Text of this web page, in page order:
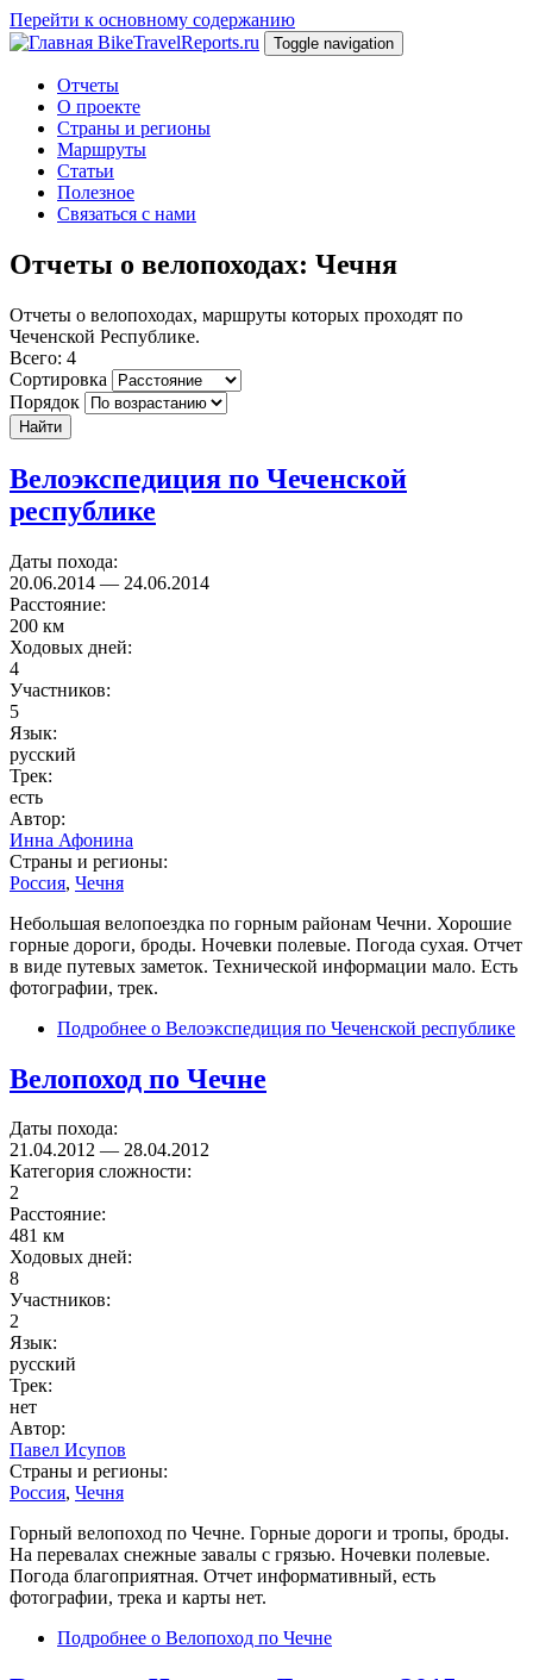
Перейти к основному содержанию
BikeTravelReports.ru
Toggle navigation
Отчеты
О проекте
Страны и регионы
Маршруты
Статьи
Полезное
Связаться с нами
Отчеты о велопоходах: Чечня
Отчеты о велопоходах, маршруты которых проходят по
Чеченской Республике.
Всего: 4
Сортировка
Порядок
Найти
Велоэкспедиция по Чеченской
республике
Даты похода:
20.06.2014 — 24.06.2014
Расстояние:
200 км
Ходовых дней:
4
Участников:
5
Язык:
русский
Трек:
есть
Автор:
Инна Афонина
Страны и регионы:
Россия, Чечня
Небольшая велопоездка по горным районам Чечни. Хорошие
горные дороги, броды. Ночевки полевые. Погода сухая. Отчет
в виде путевых заметок. Технической информации мало. Есть
фотографии, трек.
Подробнее о Велоэкспедиция по Чеченской республике
Велопоход по Чечне
Даты похода:
21.04.2012 — 28.04.2012
Категория сложности:
2
Расстояние:
481 км
Ходовых дней:
8
Участников:
2
Язык:
русский
Трек:
нет
Автор:
Павел Исупов
Страны и регионы:
Россия, Чечня
Горный велопоход по Чечне. Горные дороги и тропы, броды.
На перевалах снежные завалы с грязью. Ночевки полевые.
Погода благоприятная. Отчет информативный, есть
фотографии, трека и карты нет.
Подробнее о Велопоход по Чечне